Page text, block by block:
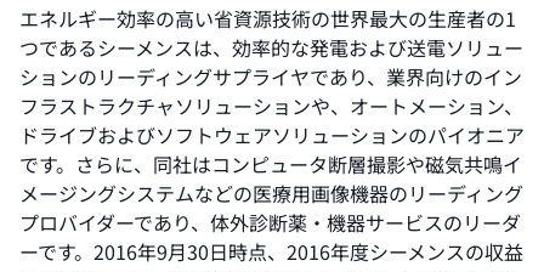
エネルギー効率の高い省資源技術の世界最大の生産者の1
つであるシーメンスは、効率的な発電および送電ソリュー
ションのリーディングサプライヤであり、業界向けのイン
フラストラクチャソリューションや、オートメーション、
ドライブおよびソフトウェアソリューションのパイオニア
です。さらに、同社はコンピュータ断層撮影や磁気共鳴イ
メージングシステムなどの医療用画像機器のリーディング
プロバイダーであり、体外診断薬・機器サービスのリーダ
ーです。2016年9月30日時点、2016年度シーメンスの収益